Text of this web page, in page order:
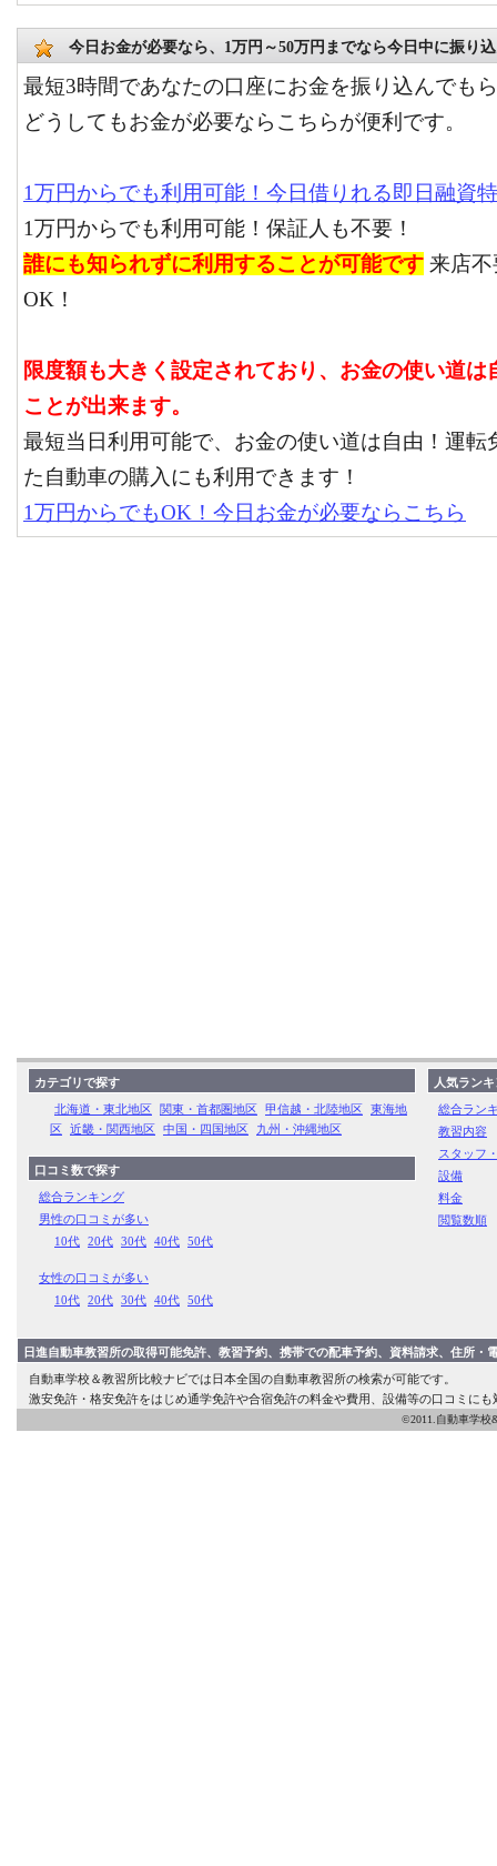
今日お金が必要なら、1万円～50万円までなら今日中に振り
最短3時間であなたの口座にお金を振り込んでも
どうしてもお金が必要ならこちらが便利です。
1万円からでも利用可能！今日借りれる即日融資
1万円からでも利用可能！保証人も不要！
誰にも知られずに利用することが可能です 来店
OK！
限度額も大きく設定されており、お金の使い道は
ことが出来ます。
最短当日利用可能で、お金の使い道は自由！運転
た自動車の購入にも利用できます！
1万円からでもOK！今日お金が必要ならこちら
カテゴリで探す
北海道・東北地区 関東・首都圏地区 甲信越・北陸地区 東海地
区 近畿・関西地区 中国・四国地区 九州・沖縄地区
口コミ数で探す
総合ランキング
男性の口コミが多い
10代 20代 30代 40代 50代
女性の口コミが多い
10代 20代 30代 40代 50代
人気ラン
総合ラン
教習内容
スタッフ
設備
料金
閲覧数順
日進自動車教習所の取得可能免許、教習予約、携帯での配車予約、資料請求、住所・
自動車学校＆教習所比較ナビでは日本全国の自動車教習所の検索が可能です。
激安免許・格安免許をはじめ通学免許や合宿免許の料金や費用、設備等の口コミに
©2011.自動車学校